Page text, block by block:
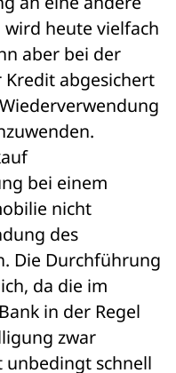
heute vielfach
aber bei der
abgesichert
bei einem
nicht
des
Die Durchführung
da die im
in der Regel
zwar
schnell